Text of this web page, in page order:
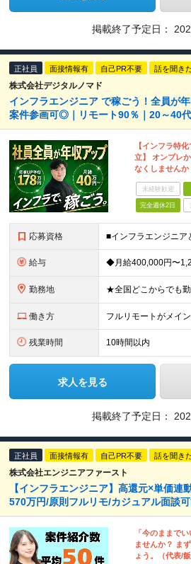
掲載終了予定日：
正社員 面接情報有 自己PR不要 話を聞き
株式会社デジタルノマド
インフラエンジニア で稼ごう！全員が
案件参画可◎｜リモート90％｜20～40
【インフラ特
立】 オンプレ
なくしませんか
未経験歓迎
完全週休2日
応募資格
給与
勤務地
働き方 フルリモートがメイン
残業時間 10時間以内
求人を見る
掲載終了予定日：
正社員 面接情報有 自己PR不要 話を聞き
株式会社エンジニアファースト
【インフラエンジニア】高還元×単価連
570万円/原則フルリモ/カジュアル面談
「今のままで
ませんか？ ま
ょう。（代表/飯